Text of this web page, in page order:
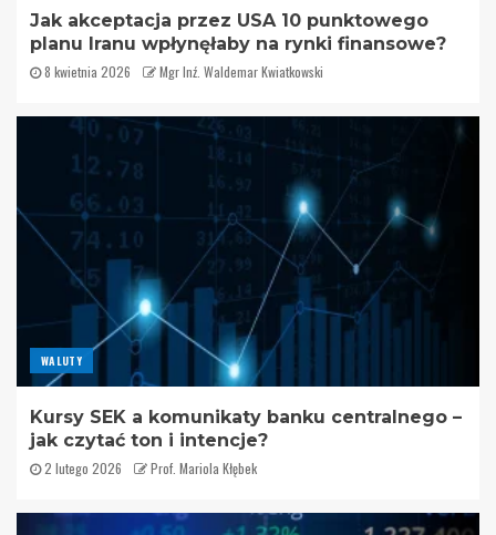
Jak akceptacja przez USA 10 punktowego
planu Iranu wpłynęłaby na rynki finansowe?
8 kwietnia 2026 Mgr Inź. Waldemar Kwiatkowski
WALUTY
Kursy SEK a komunikaty banku centralnego –
jak czytać ton i intencje?
2 lutego 2026 Prof. Mariola Kłębek